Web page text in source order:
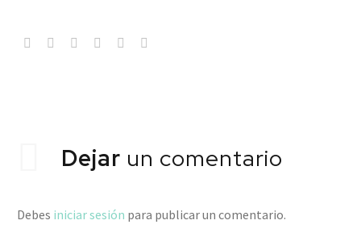
Dejar un comentario
Debes iniciar sesión para publicar un comentario.